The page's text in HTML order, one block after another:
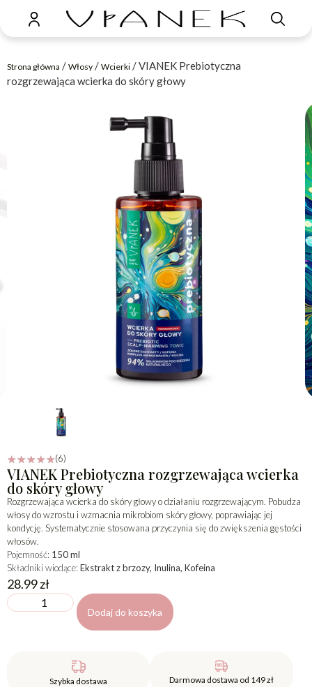
Strona główna / Włosy / Wcierki / VIANEK Prebiotyczna
rozgrzewająca wcierka do skóry głowy
☆☆☆☆☆(6)
VIANEK Prebiotyczna rozgrzewająca wcierka
do skóry głowy
Rozgrzewająca wcierka do skóry głowy o działaniu rozgrzewającym. Pobudza
włosy do wzrostu i wzmacnia mikrobiom skóry głowy, poprawiając jej
kondycję. Systematycznie stosowana przyczynia się do zwiększenia gęstości
włosów.
Pojemność: 150 ml
Składniki wiodące: Ekstrakt z brzozy, Inulina, Kofeina
28.99zł
Dodaj do koszyka
Szybka dostawa Darmowa dostawa od 149 zł